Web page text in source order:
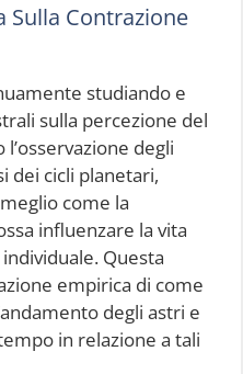
Sulla Contrazione
studiando e
sulla percezione del
degli
dei cicli planetari,
come la
influenzare la vita
Questa
empirica di come
degli astri e
in relazione a tali